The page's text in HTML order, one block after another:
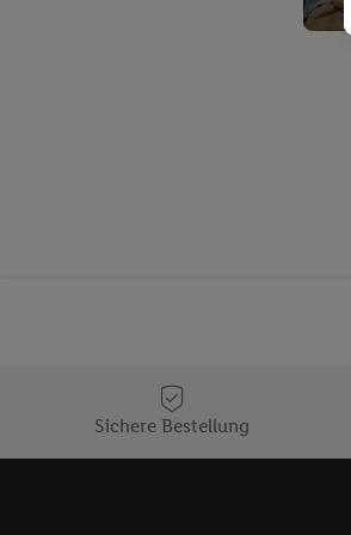
Sichere Bestellung